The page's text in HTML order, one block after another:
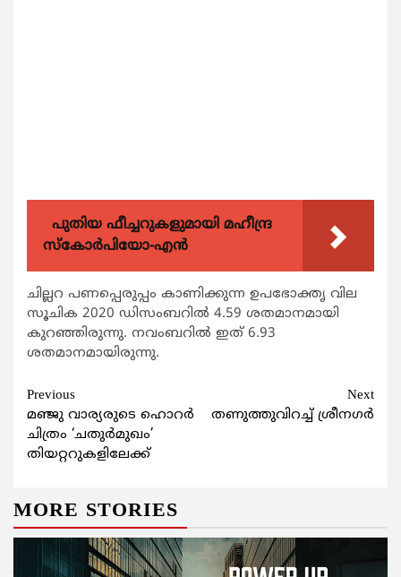
പുതിയ ഫീച്ചറുകളുമായി മഹീന്ദ്ര
സ്കോർപിയോ-എൻ
ചില്ലറ പണപ്പെരുപ്പം കാണിക്കുന്ന ഉപഭോക്തൃ വില
സൂചിക 2020 ഡിസംബറിൽ 4.59 ശതമാനമായി
കുറഞ്ഞിരുന്നു. നവംബറിൽ ഇത് 6.93
ശതമാനമായിരുന്നു.
Continue
Reading
Previous
മഞ്ജു വാര്യരുടെ ഹൊറര്‍
ചിത്രം ‘ചതുര്‍മുഖം’
തിയറ്ററുകളിലേക്ക്
Next
തണുത്തുവിറച്ച് ശ്രീനഗര്‍
MORE STORIES